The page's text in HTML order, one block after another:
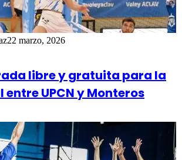
22 marzo, 2026
libre y gratuita para la
UPCN y Monteros